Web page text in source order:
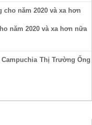
năm 2020 và xa hơn nữa
Thị Trường Ống